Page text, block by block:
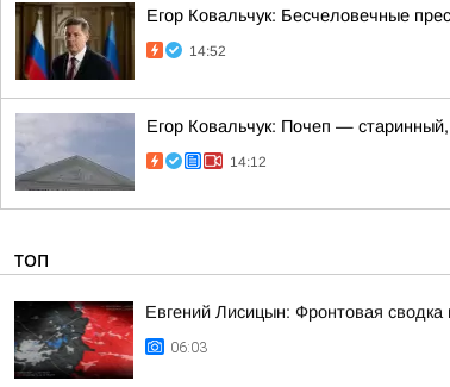
Егор Ковальчук: Бесчеловечные
14:52
Егор Ковальчук: Почеп —
14:12
ТОП
Евгений Лисицын: Фронтовая сводка
06:03